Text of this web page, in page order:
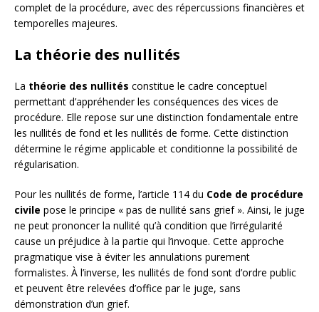
complet de la procédure, avec des répercussions financières et
temporelles majeures.
La théorie des nullités
La théorie des nullités constitue le cadre conceptuel
permettant d’appréhender les conséquences des vices de
procédure. Elle repose sur une distinction fondamentale entre
les nullités de fond et les nullités de forme. Cette distinction
détermine le régime applicable et conditionne la possibilité de
régularisation.
Pour les nullités de forme, l’article 114 du Code de procédure
civile pose le principe « pas de nullité sans grief ». Ainsi, le juge
ne peut prononcer la nullité qu’à condition que l’irrégularité
cause un préjudice à la partie qui l’invoque. Cette approche
pragmatique vise à éviter les annulations purement
formalistes. À l’inverse, les nullités de fond sont d’ordre public
et peuvent être relevées d’office par le juge, sans
démonstration d’un grief.